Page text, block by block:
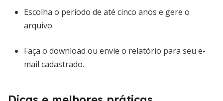
Escolha o período de até cinco anos e gere o
arquivo.
Faça o download ou envie o relatório para seu e-
mail cadastrado.